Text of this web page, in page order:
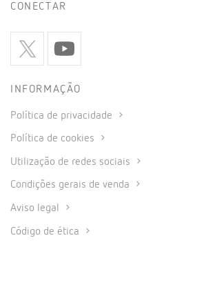
CONECTAR
INFORMAÇÃO
Política de privacidade
Política de cookies
Utilização de redes sociais
Condições gerais de venda
Aviso legal
Código de ética